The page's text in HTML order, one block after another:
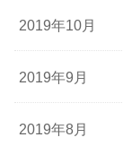
2019年10月
2019年9月
2019年8月